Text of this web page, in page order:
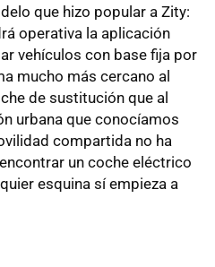
que hizo popular a Zity:
operativa la aplicación
vehículos con base fija por
mucho más cercano al
de sustitución que al
urbana que conocíamos
compartida no ha
un coche eléctrico
esquina sí empieza a